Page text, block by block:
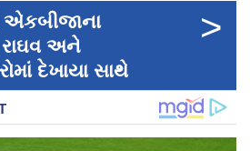
એકબીજાના
અને
દેખાયા સાથે
>